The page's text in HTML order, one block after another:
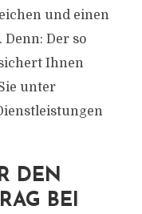
und einen
Der so
Ihnen
unter
DEN
BEI